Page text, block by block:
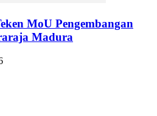
MoU Pengembangan
Madura